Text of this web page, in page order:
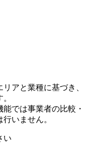
アと業種に基づき、
では事業者の比較・
いません。
い